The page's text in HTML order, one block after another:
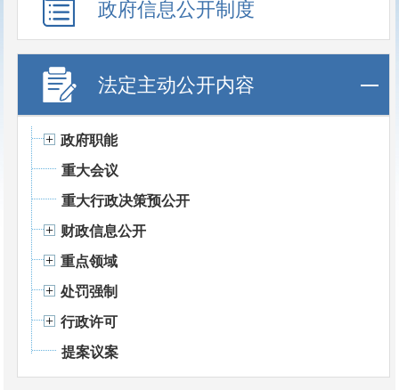
政府信息公开制度
法定主动公开内容
政府职能
重大会议
重大行政决策预公开
财政信息公开
重点领域
处罚强制
行政许可
提案议案